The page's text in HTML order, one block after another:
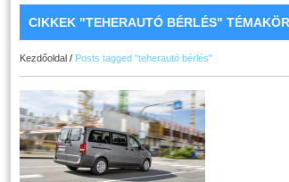
CIKKEK "TEHERAUTÓ BÉRLÉS"
Kezdőoldal / Posts tagged "teherautó bérlés"